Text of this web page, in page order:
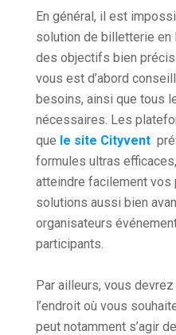
En général, il est
solution de billetterie en
des objectifs bien
vous est d’abord
besoins, ainsi que tous
nécessaires. Les
que le site Cityvent
formules ultras
atteindre facilement vos
solutions aussi bien
organisateurs
participants.
Par ailleurs, vous
l’endroit où vous
peut notamment s’agir